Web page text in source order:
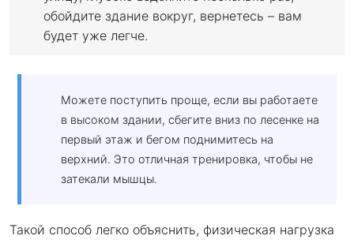
обойдите здание вокруг, вернетесь – вам
будет уже легче.
Можете поступить проще, если вы работаете
в высоком здании, сбегите вниз по лесенке на
первый этаж и бегом поднимитесь на
верхний. Это отличная тренировка, чтобы не
затекали мышцы.
Такой способ легко объяснить, физическая нагрузка